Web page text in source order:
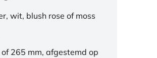
wit, blush rose of moss
265 mm, afgestemd op